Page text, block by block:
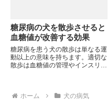
糖尿病の犬を散歩させると
血糖値が改善する効果
糖尿病を患う犬の散歩は単なる運
動以上の意味を持ちます。適切な
散歩は血糖値の管理やインスリン
のでしょうか？
ホーム 犬の病気